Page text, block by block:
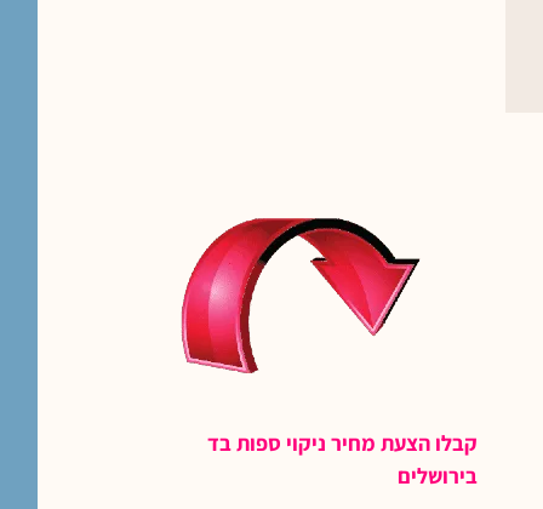
קבלו הצעת מחיר ניקוי ספות בד
בירושלים